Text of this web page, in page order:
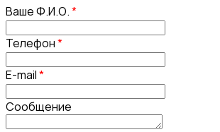
Ваше Ф.И.О.*
Телефон*
E-mail*
Сообщение